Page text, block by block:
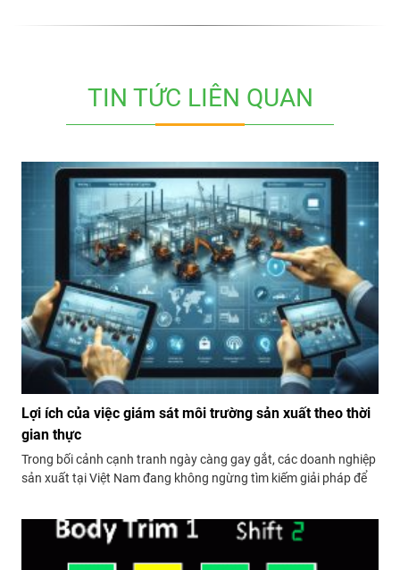
TIN TỨC LIÊN QUAN
Lợi ích của việc giám sát môi trường sản xuất theo thời
gian thực
Trong bối cảnh cạnh tranh ngày càng gay gắt, các doanh nghiệp
sản xuất tại Việt Nam đang không ngừng tìm kiếm giải pháp để
thiểu chi phí. Một trong những giải pháp hiệu quả hàng...